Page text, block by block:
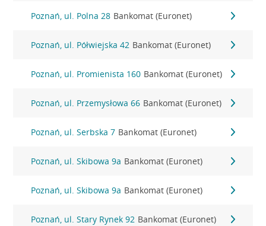
Poznań, ul. Polna 28 Bankomat (Euronet)
Poznań, ul. Półwiejska 42 Bankomat (Euronet)
Poznań, ul. Promienista 160 Bankomat (Euronet)
Poznań, ul. Przemysłowa 66 Bankomat (Euronet)
Poznań, ul. Serbska 7 Bankomat (Euronet)
Poznań, ul. Skibowa 9a Bankomat (Euronet)
Poznań, ul. Skibowa 9a Bankomat (Euronet)
Poznań, ul. Stary Rynek 92 Bankomat (Euronet)